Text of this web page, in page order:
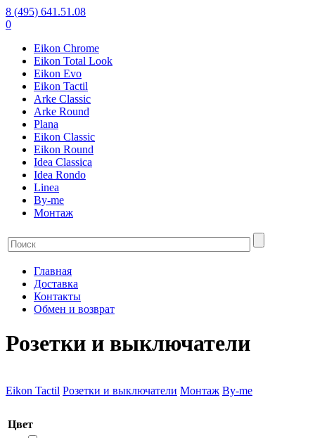
8 (495) 641.51.08
0
Eikon Chrome
Eikon Total Look
Eikon Evo
Eikon Tactil
Arke Classic
Arke Round
Plana
Eikon Classic
Eikon Round
Idea Classica
Idea Rondo
Linea
By-me
Монтаж
Главная
Доставка
Контакты
Обмен и возврат
Розетки и выключатели
Eikon Tactil Розетки и выключатели Монтаж By-me
Цвет